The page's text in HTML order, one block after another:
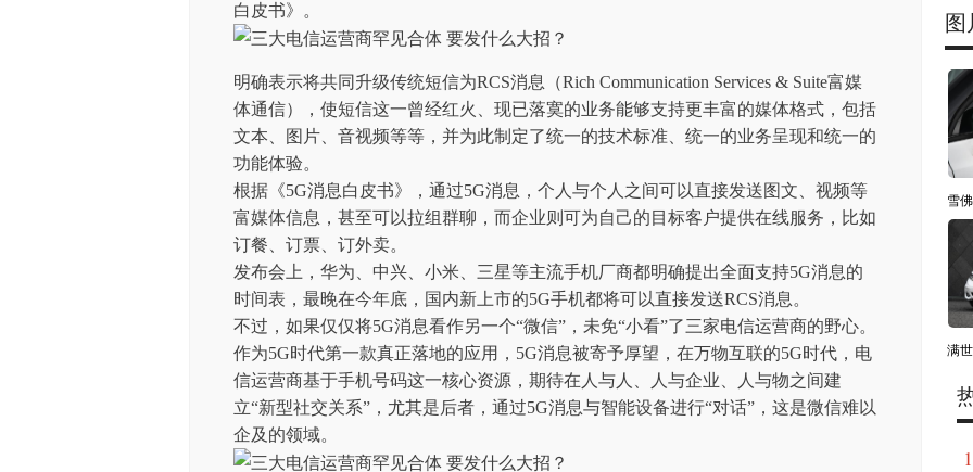
白皮书》。
明确表示将共同升级传统短信为RCS消息（Rich Communication Services & Suite富媒
体通信），使短信这一曾经红火、现已落寞的业务能够支持更丰富的媒体格式，包括
文本、图片、音视频等等，并为此制定了统一的技术标准、统一的业务呈现和统一的
功能体验。
根据《5G消息白皮书》，通过5G消息，个人与个人之间可以直接发送图文、视频等
富媒体信息，甚至可以拉组群聊，而企业则可为自己的目标客户提供在线服务，比如
订餐、订票、订外卖。
发布会上，华为、中兴、小米、三星等主流手机厂商都明确提出全面支持5G消息的
时间表，最晚在今年底，国内新上市的5G手机都将可以直接发送RCS消息。
不过，如果仅仅将5G消息看作另一个“微信”，未免“小看”了三家电信运营商的野心。
作为5G时代第一款真正落地的应用，5G消息被寄予厚望，在万物互联的5G时代，电
信运营商基于手机号码这一核心资源，期待在人与人、人与企业、人与物之间建
立“新型社交关系”，尤其是后者，通过5G消息与智能设备进行“对话”，这是微信难以
企及的领域。
雪
满
1